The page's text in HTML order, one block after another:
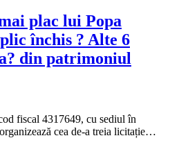
plac lui Popa
închis ? Alte 6
din patrimoniul
fiscal 4317649, cu sediul în
cea de-a treia licitație…